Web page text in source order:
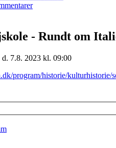
- Rundt om
7.8. 2023 kl. 09:00
program/historie/kulturhistorie/